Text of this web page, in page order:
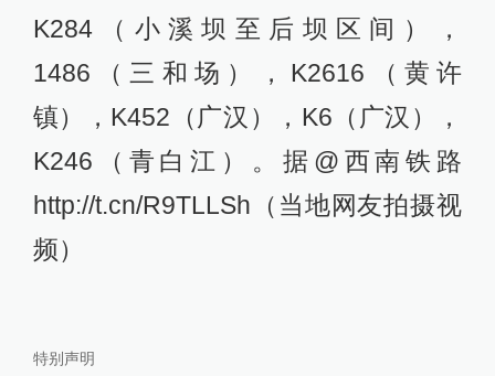
K284（小溪坝至后坝区间），
1486（三和场），K2616（黄许
镇），K452（广汉），K6（广汉），
K246（青白江）。据@西南铁路
http://t.cn/R9TLLSh（当地网友拍摄视
频）
特别声明